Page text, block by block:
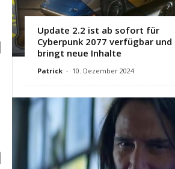
Update 2.2 ist ab sofort für
Cyberpunk 2077 verfügbar und
bringt neue Inhalte
Patrick - 10. Dezember 2024